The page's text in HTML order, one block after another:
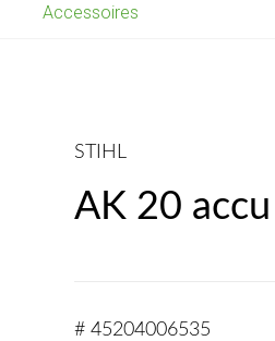
Accessoires
STIHL
AK 20 accu
# 45204006535